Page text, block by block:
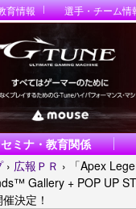
育情報 選手・チーム情
セミナ・教育関係
› 広報ＰＲ ›
「Apex
Gallery + POP UP
決定！